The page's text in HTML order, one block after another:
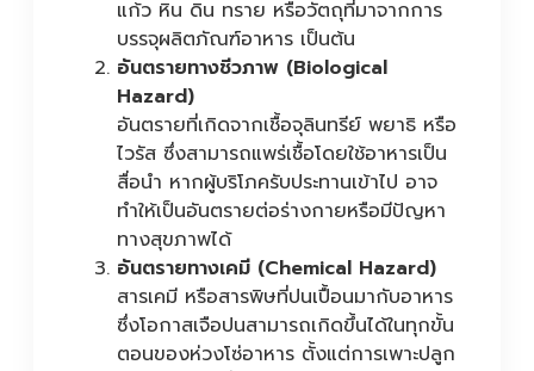
แก้ว หิน ดิน ทราย หรือวัตถุที่มาจากการ
บรรจุผลิตภัณฑ์อาหาร เป็นต้น
อันตรายทางชีวภาพ (Biological
Hazard)
อันตรายที่เกิดจากเชื้อจุลินทรีย์ พยาธิ หรือ
ไวรัส ซึ่งสามารถแพร่เชื้อโดยใช้อาหารเป็น
สื่อนำ หากผู้บริโภครับประทานเข้าไป อาจ
ทำให้เป็นอันตรายต่อร่างกายหรือมีปัญหา
ทางสุขภาพได้
อันตรายทางเคมี (Chemical Hazard)
สารเคมี หรือสารพิษที่ปนเปื้อนมากับอาหาร
ซึ่งโอกาสเจือปนสามารถเกิดขึ้นได้ในทุกขั้น
ตอนของห่วงโซ่อาหาร ตั้งแต่การเพาะปลูก